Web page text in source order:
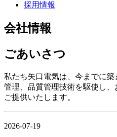
採用情報
会社情報
ごあいさつ
私たち矢口電気は、今までに
管理、品質管理技術を駆使し
ご提供いたします。
2026-07-19